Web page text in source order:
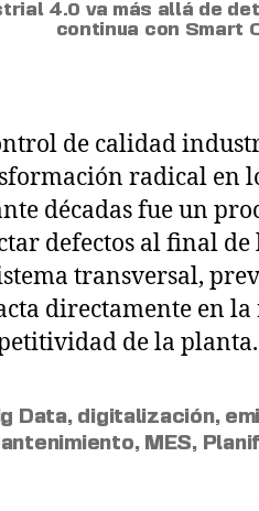
4.0 va más allá de
continua con Smart
de calidad
radical en
décadas fue un
defectos al final
transversal,
directamente en
de la
Data, digitalización,
, MES,